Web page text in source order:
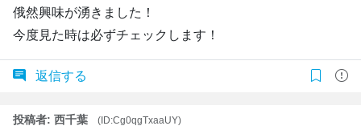
俄然興味が湧きました！
今度見た時は必ずチェックします！
返信する
投稿者: 西千葉
(ID:Cg0qgTxaaUY)